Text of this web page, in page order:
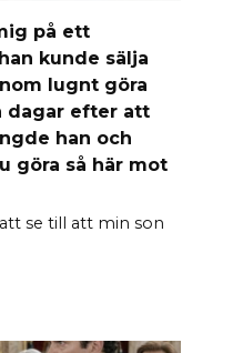
på ett
kunde sälja
lugnt göra
dagar efter att
han och
göra så här mot
se till att min son